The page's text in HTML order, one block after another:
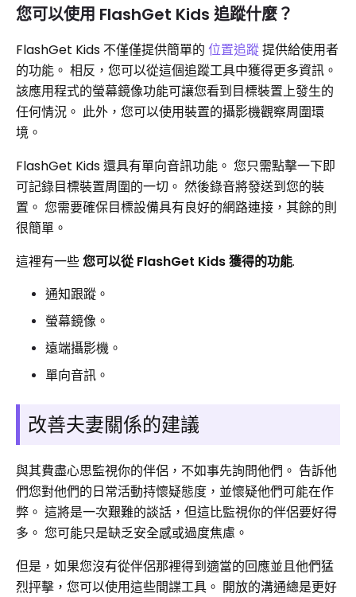
您可以使用 FlashGet Kids 追蹤什麼？
FlashGet Kids 不僅僅提供簡單的 位置追蹤提供給使用者
的功能。 相反，您可以從這個追蹤工具中獲得更多資訊。
該應用程式的螢幕鏡像功能可讓您看到目標裝置上發生的
任何情況。 此外，您可以使用裝置的攝影機觀察周圍環
境。
FlashGet Kids 還具有單向音訊功能。 您只需點擊一下即
可記錄目標裝置周圍的一切。 然後錄音將發送到您的裝
置。 您需要確保目標設備具有良好的網路連接，其餘的則
很簡單。
這裡有一些您可以從 FlashGet Kids 獲得的功能.
通知跟蹤。
螢幕鏡像。
遠端攝影機。
單向音訊。
改善夫妻關係的建議
與其費盡心思監視你的伴侶，不如事先詢問他們。 告訴他
們您對他們的日常活動持懷疑態度，並懷疑他們可能在作
弊。 這將是一次艱難的談話，但這比監視你的伴侶要好得
多。 您可能只是缺乏安全感或過度焦慮。
但是，如果您沒有從伴侶那裡得到適當的回應並且他們猛
烈抨擊，您可以使用這些間諜工具。 開放的溝通總是更好